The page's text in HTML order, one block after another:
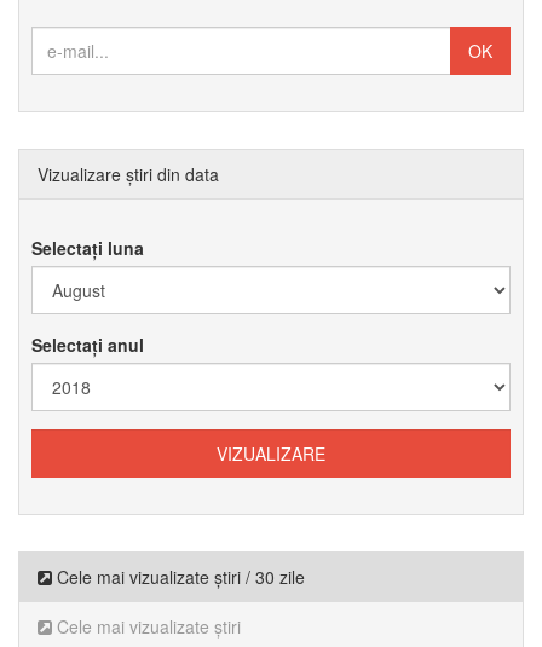
Vizualizare știri din data
Selectați luna
Selectați anul
Cele mai vizualizate știri / 30 zile
Cele mai vizualizate știri